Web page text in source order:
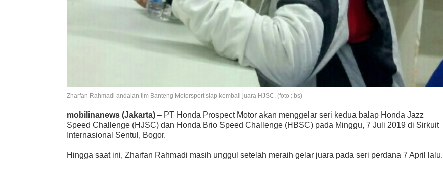
Zharfan Rahmadi andalan tim Banteng Motorsport siap kembali juara HJSC. (foto : bs)
mobilinanews (Jakarta) – PT Honda Prospect Motor akan menggelar seri kedua balap Honda Jazz
Speed Challenge (HJSC) dan Honda Brio Speed Challenge (HBSC) pada Minggu, 7 Juli 2019 di Sirkuit
Internasional Sentul, Bogor.
Hingga saat ini, Zharfan Rahmadi masih unggul setelah meraih gelar juara pada seri perdana 7 April lalu.